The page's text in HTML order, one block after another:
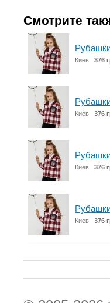
Смотрите
Киев 376
Киев 376
Киев 376
Киев 376